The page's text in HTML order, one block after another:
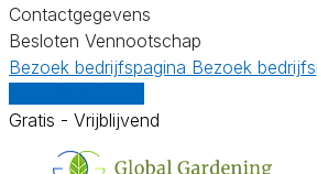
Contactgegevens
Besloten Vennootschap
Bezoek bedrijfspagina Bezoek
Gratis - Vrijblijvend